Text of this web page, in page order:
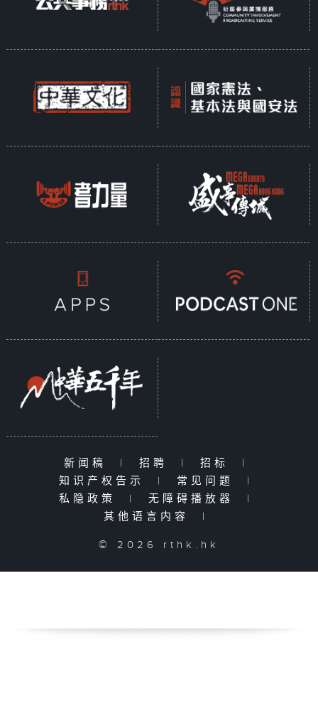
新闻稿 | 招聘 | 招标
|
知识产权告示
| 常见问题
|
私隐政策
| 无障碍播放器
|
其他语言内容
|
© 2026 rthk.hk